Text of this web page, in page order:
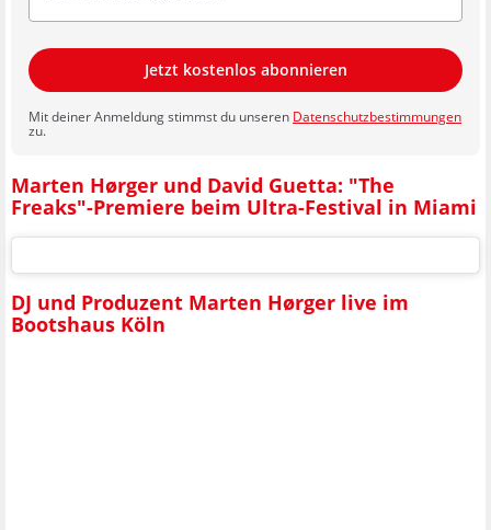
Jetzt kostenlos abonnieren
Mit deiner Anmeldung stimmst du unseren Datenschutzbestimmungen
zu.
Marten Hørger und David Guetta: "The
Freaks"-Premiere beim Ultra-Festival in Miami
DJ und Produzent Marten Hørger live im
Bootshaus Köln